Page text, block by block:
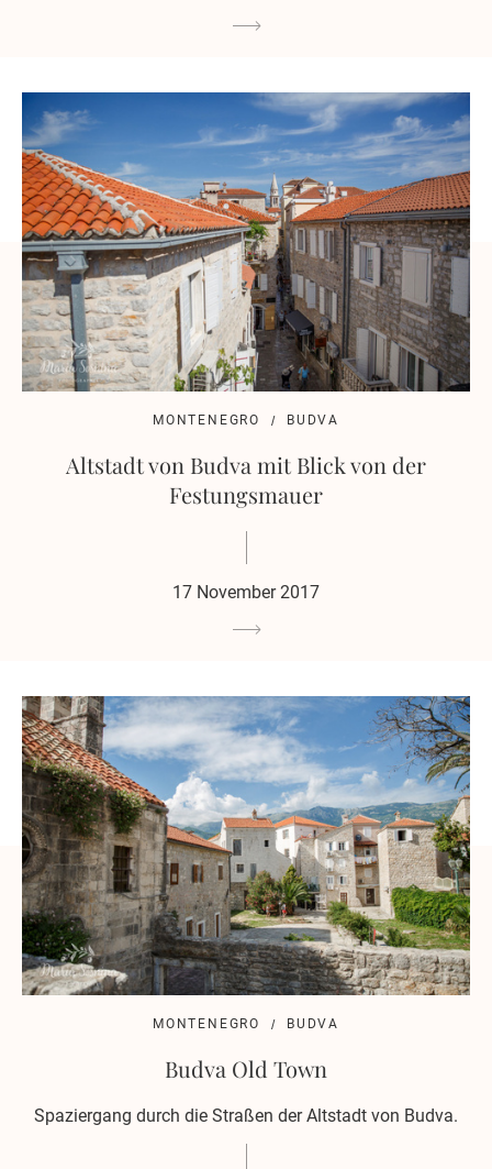
MONTENEGRO BUDVA
Altstadt von Budva mit Blick von der
Festungsmauer
17 November 2017
MONTENEGRO BUDVA
Budva Old Town
Spaziergang durch die Straßen der Altstadt von Budva.